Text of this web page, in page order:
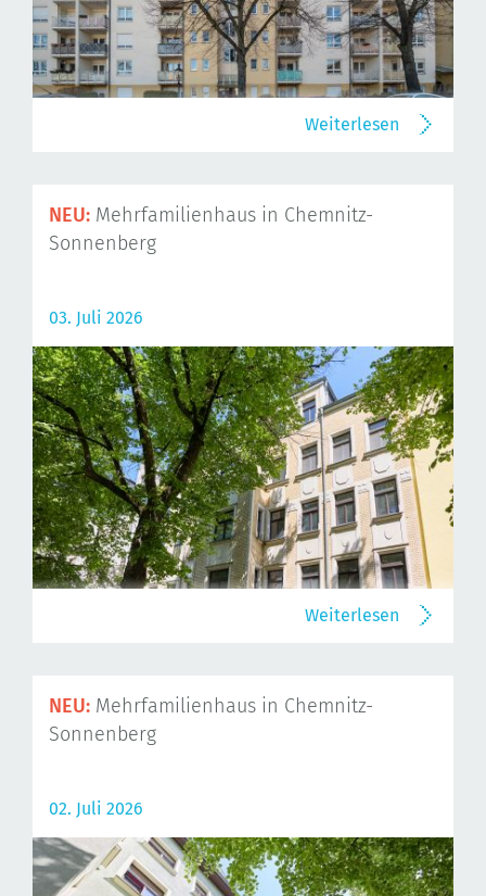
Weiterlesen
NEU: Mehrfamilienhaus in Chemnitz-
Sonnenberg
03. Juli 2026
Weiterlesen
NEU: Mehrfamilienhaus in Chemnitz-
Sonnenberg
02. Juli 2026